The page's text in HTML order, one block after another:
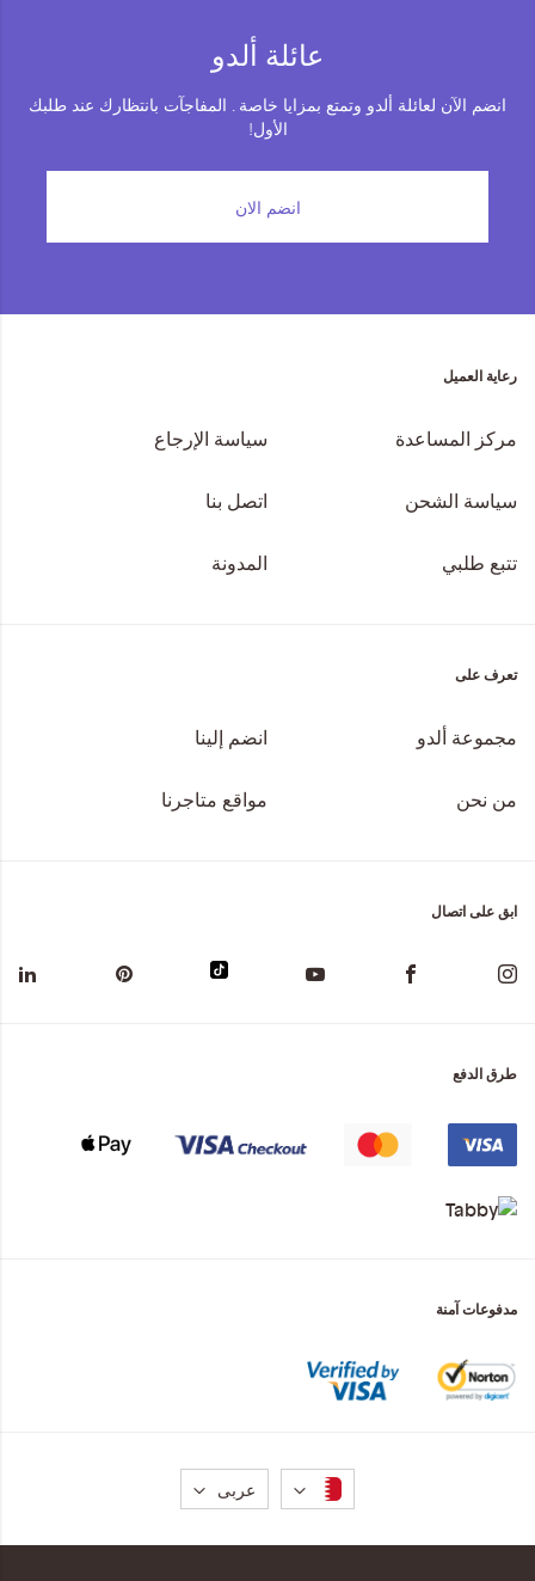
عائلة ألدو
انضم الآن لعائلة ألدو وتمتع بمزايا خاصة . المفاجآت بانتظارك عند طلبك
الأول!
انضم الان
رعاية العميل
مركز المساعدة سياسة الإرجاع
سياسة الشحن اتصل بنا
تتبع طلبي المدونة
تعرف على
مجموعة ألدو انضم إلينا
من نحن مواقع متاجرنا
ابق على اتصال
طرق الدفع
مدفوعات آمنة
لغة
عربى